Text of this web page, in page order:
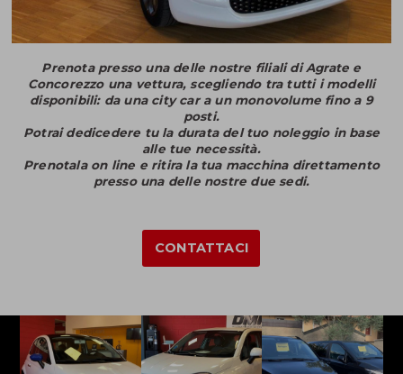
Prenota presso una delle nostre filiali di Agrate e
Concorezzo una vettura, scegliendo tra tutti i modelli
disponibili: da una city car a un monovolume fino a 9
posti.
Potrai dedicedere tu la durata del tuo noleggio in base
alle tue necessità.
Prenotala on line e ritira la tua macchina direttamento
presso una delle nostre due sedi.
CONTATTACI